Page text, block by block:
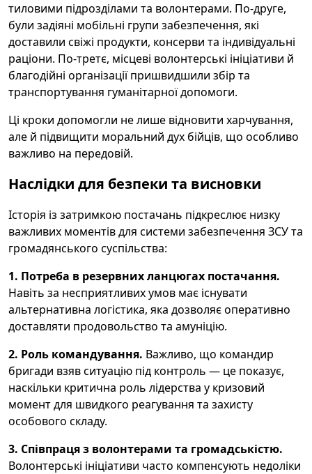
тиловими підрозділами та волонтерами. По-друге,
були задіяні мобільні групи забезпечення, які
доставили свіжі продукти, консерви та індивідуальні
раціони. По-третє, місцеві волонтерські ініціативи й
благодійні організації пришвидшили збір та
транспортування гуманітарної допомоги.
Ці кроки допомогли не лише відновити харчування,
але й підвищити моральний дух бійців, що особливо
важливо на передовій.
Наслідки для безпеки та висновки
Історія із затримкою постачань підкреслює низку
важливих моментів для системи забезпечення ЗСУ та
громадянського суспільства:
1. Потреба в резервних ланцюгах постачання.
Навіть за несприятливих умов має існувати
альтернативна логістика, яка дозволяє оперативно
доставляти продовольство та амуніцію.
2. Роль командування. Важливо, що командир
бригади взяв ситуацію під контроль — це показує,
наскільки критична роль лідерства у кризовий
момент для швидкого реагування та захисту
особового складу.
3. Співпраця з волонтерами та громадськістю.
Волонтерські ініціативи часто компенсують недоліки